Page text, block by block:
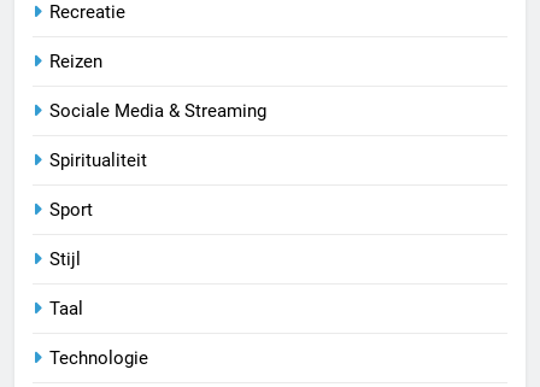
Recreatie
Reizen
Sociale Media & Streaming
Spiritualiteit
Sport
Stijl
Taal
Technologie